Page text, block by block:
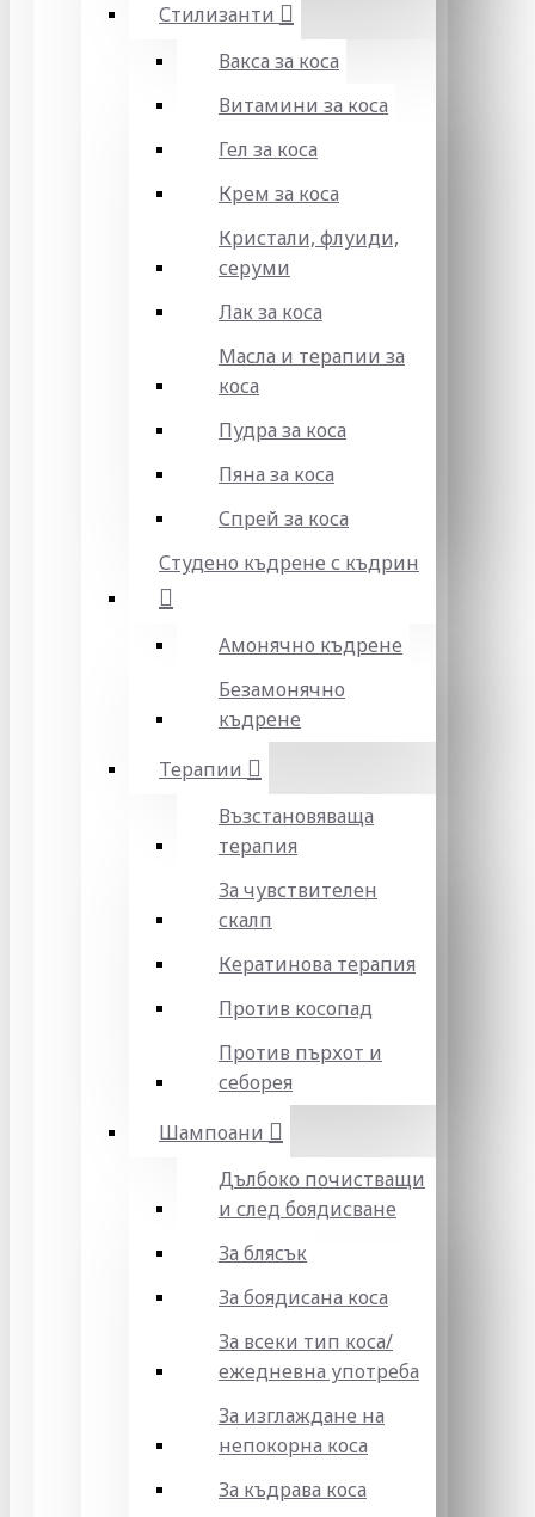
Стилизанти
Вакса за коса
Витамини за коса
Гел за коса
Крем за коса
Кристали, флуиди,
серуми
Лак за коса
Масла и терапии за
коса
Пудра за коса
Пяна за коса
Спрей за коса
Студено къдрене с къдрин
Амонячно къдрене
Безамонячно
къдрене
Терапии
Възстановяваща
терапия
За чувствителен
скалп
Кератинова терапия
Против косопад
Против пърхот и
себорея
Шампоани
Дълбоко почистващи
и след боядисване
За блясък
За боядисана коса
За всеки тип коса/
ежедневна употреба
За изглаждане на
непокорна коса
За къдрава коса